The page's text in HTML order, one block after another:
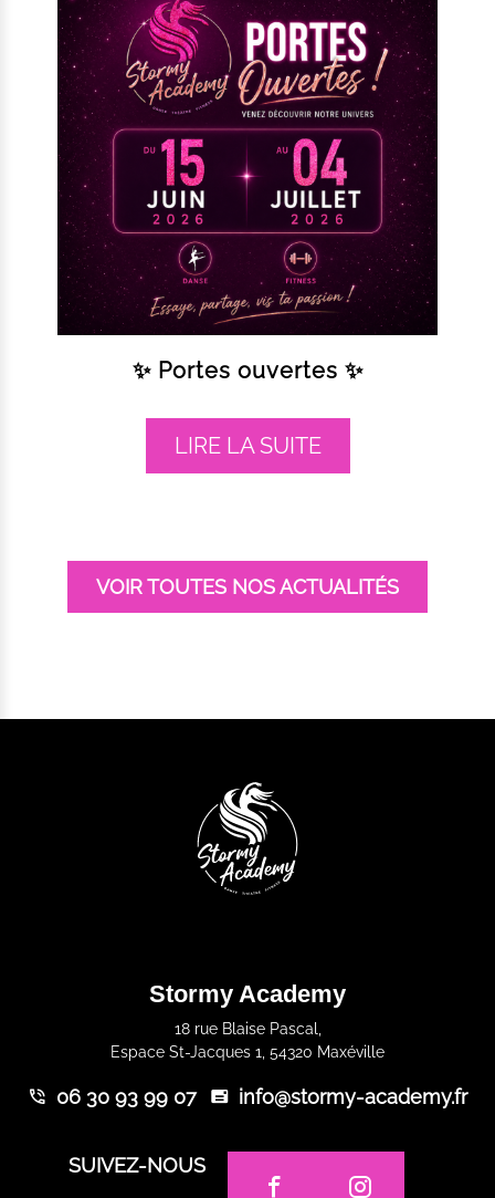
✨ Portes ouvertes ✨
LIRE LA SUITE
VOIR TOUTES NOS ACTUALITÉS
Stormy Academy
18 rue Blaise Pascal,
Espace St-Jacques 1, 54320 Maxéville
06 30 93 99 07 info@stormy-academy.fr
SUIVEZ-NOUS